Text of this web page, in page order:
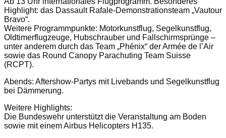
Highlight: das Dassault Rafale-Demonstrationsteam „Vautour
Bravo“.
Weitere Programmpunkte: Motorkunstflug, Segelkunstflug,
Oldtimerflugzeuge, Hubschrauber und Fallschirmsprünge –
unter anderem durch das Team „Phénix“ der Armée de l’Air
sowie das Round Canopy Parachuting Team Suisse
(RCPT).
Abends: Aftershow-Partys mit Livebands und Segelkunstflug
bei Dämmerung.
Weitere Highlights:
Die Bundeswehr unterstützt die Veranstaltung am Boden
sowie mit einem Airbus Helicopters H135.